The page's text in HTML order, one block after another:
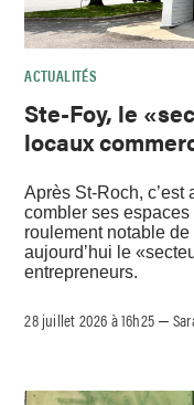
ACTUALITÉS
Ste-Foy, le
locaux
Après St-Roch, c’est
combler ses espaces
roulement notable
aujourd’hui le
entrepreneurs.
28 juillet 2026 à 16h25 –